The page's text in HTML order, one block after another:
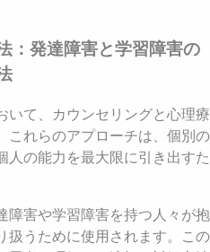
：発達障害と学習障害の
いて、カウンセリングと心理療
これらのアプローチは、個別の
人の能力を最大限に引き出すた
障害や学習障害を持つ人々が抱
扱うために使用されます。この